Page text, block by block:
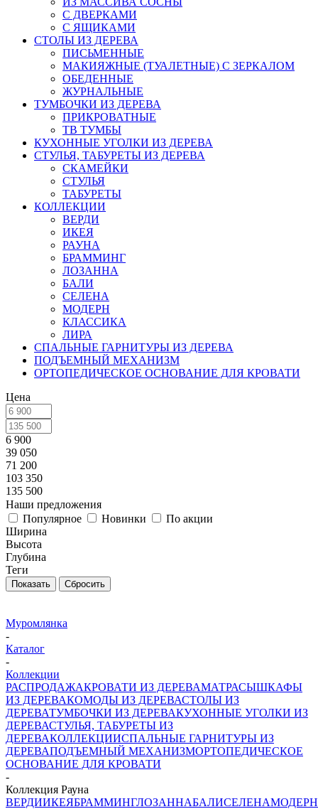
С ДВЕРКАМИ
С ЯЩИКАМИ
СТОЛЫ ИЗ ДЕРЕВА
ПИСЬМЕННЫЕ
МАКИЯЖНЫЕ (ТУАЛЕТНЫЕ) С ЗЕРКАЛОМ
ОБЕДЕННЫЕ
ЖУРНАЛЬНЫЕ
ТУМБОЧКИ ИЗ ДЕРЕВА
ПРИКРОВАТНЫЕ
ТВ ТУМБЫ
КУХОННЫЕ УГОЛКИ ИЗ ДЕРЕВА
СТУЛЬЯ, ТАБУРЕТЫ ИЗ ДЕРЕВА
СКАМЕЙКИ
СТУЛЬЯ
ТАБУРЕТЫ
КОЛЛЕКЦИИ
ВЕРДИ
ИКЕЯ
РАУНА
БРАММИНГ
ЛОЗАННА
БАЛИ
СЕЛЕНА
МОДЕРН
КЛАССИКА
ЛИРА
СПАЛЬНЫЕ ГАРНИТУРЫ ИЗ ДЕРЕВА
ПОДЪЕМНЫЙ МЕХАНИЗМ
ОРТОПЕДИЧЕСКОЕ ОСНОВАНИЕ ДЛЯ КРОВАТИ
Цена
6 900
39 050
71 200
103 350
135 500
Наши предложения
Популярное
Новинки
По акции
Ширина
Высота
Глубина
Теги
Сбросить
Муромлянка
-
Каталог
-
Коллекции
РАСПРОДАЖАКРОВАТИ ИЗ ДЕРЕВАМАТРАСЫШКАФЫ
ИЗ ДЕРЕВАКОМОДЫ ИЗ ДЕРЕВАСТОЛЫ ИЗ
ДЕРЕВАТУМБОЧКИ ИЗ ДЕРЕВАКУХОННЫЕ УГОЛКИ ИЗ
ДЕРЕВАСТУЛЬЯ, ТАБУРЕТЫ ИЗ
ДЕРЕВАКОЛЛЕКЦИИСПАЛЬНЫЕ ГАРНИТУРЫ ИЗ
ДЕРЕВАПОДЪЕМНЫЙ МЕХАНИЗМОРТОПЕДИЧЕСКОЕ
ОСНОВАНИЕ ДЛЯ КРОВАТИ
-
Коллекция Рауна
ВЕРДИИКЕЯБРАММИНГЛОЗАННАБАЛИСЕЛЕНАМОДЕРН